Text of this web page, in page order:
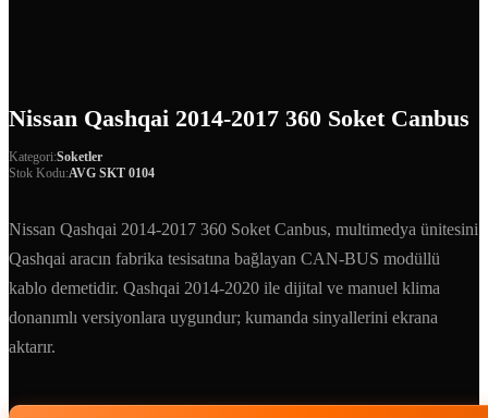
Nissan Qashqai 2014-2017 360 Soket Canbus
Kategori:Soketler
Stok Kodu:AVG SKT 0104
Nissan Qashqai 2014-2017 360 Soket Canbus, multimedya ünitesini
Qashqai aracın fabrika tesisatına bağlayan CAN-BUS modüllü
kablo demetidir. Qashqai 2014-2020 ile dijital ve manuel klima
donanımlı versiyonlara uygundur; kumanda sinyallerini ekrana
aktarır.